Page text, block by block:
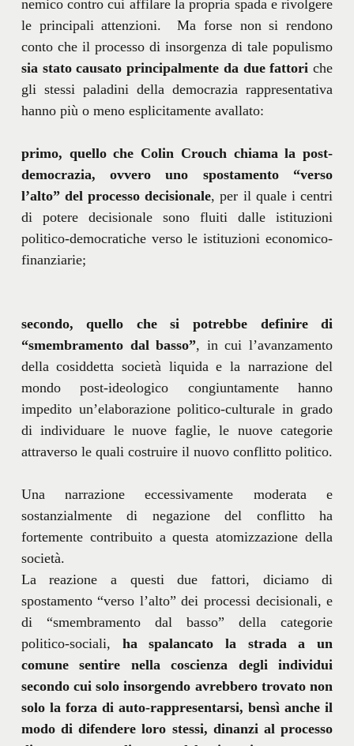
nemico contro cui affilare la propria spada e rivolgere
le principali attenzioni. Ma forse non si rendono
conto che il processo di insorgenza di tale populismo
sia stato causato principalmente da due fattoriche
gli stessi paladini della democrazia rappresentativa
hanno più o meno esplicitamente avallato:
primo, quello che Colin Crouch chiama la post-
democrazia, ovvero uno spostamento “verso
l’alto” del processo decisionale, per il quale i centri
di potere decisionale sono fluiti dalle istituzioni
politico-democratiche verso le istituzioni economico-
finanziarie;
secondo, quello che si potrebbe definire di
“smembramento dal basso”, in cui l’avanzamento
della cosiddetta società liquida e la narrazione del
mondo post-ideologico congiuntamente hanno
impedito un’elaborazione politico-culturale in grado
di individuare le nuove faglie, le nuove categorie
attraverso le quali costruire il nuovo conflitto politico.
Una narrazione eccessivamente moderata e
sostanzialmente di negazione del conflitto ha
fortemente contribuito a questa atomizzazione della
società.
La reazione a questi due fattori, diciamo di
spostamento “verso l’alto” dei processi decisionali, e
di “smembramento dal basso” della categorie
politico-sociali, ha spalancato la strada a un
comune sentire nella coscienza degli individui
secondo cui solo insorgendo avrebbero trovato non
solo la forza di auto-rappresentarsi, bensì anche il
modo di difendere loro stessi, dinanzi al processo